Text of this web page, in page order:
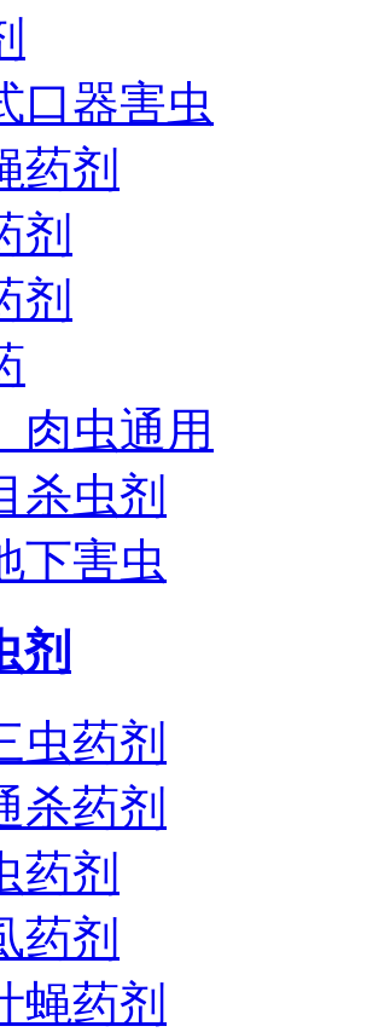
口器害虫
药剂
剂
剂
肉虫通用
杀虫剂
下害虫
剂
虫药剂
杀药剂
药剂
药剂
蝇药剂